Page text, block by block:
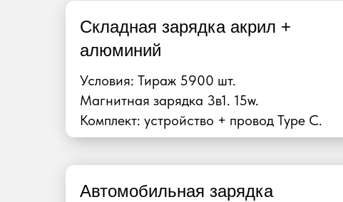
Складная зарядка акрил +
алюминий
Условия: Тираж 5900 шт.
Магнитная зарядка 3в1. 15w.
Комплект: устройство + провод Type C.
Автомобильная зарядка